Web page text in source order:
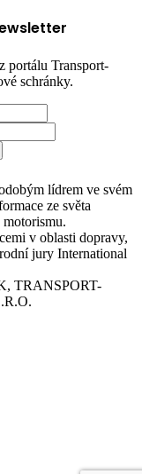
portálu Transport-
schránky.
lídrem ve svém
ze světa
v oblasti dopravy,
jury International
TRANSPORT-